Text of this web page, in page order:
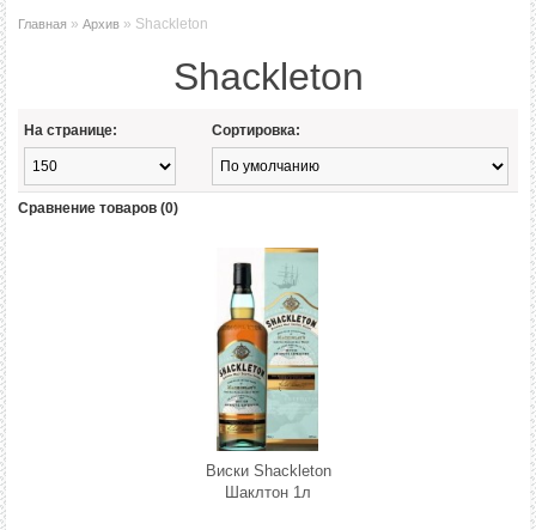
Главная » Архив » Shackleton
Shackleton
На странице: Сортировка:
Сравнение товаров (0)
Виски Shackleton
Шаклтон 1л